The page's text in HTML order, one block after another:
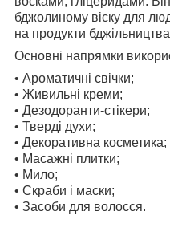
бджолиному віску для
на продукти
Основні напрямки
• Ароматичні свічки;
• Живильні креми;
• Дезодоранти-стікери;
• Тверді духи;
• Декоративна косметика;
• Масажні плитки;
• Мило;
• Скраби і маски;
• Засоби для волосся.